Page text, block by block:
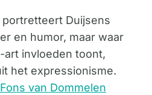
portretteert Duijsens
en humor, maar waar
art invloeden toont,
het expressionisme.
Fons van Dommelen